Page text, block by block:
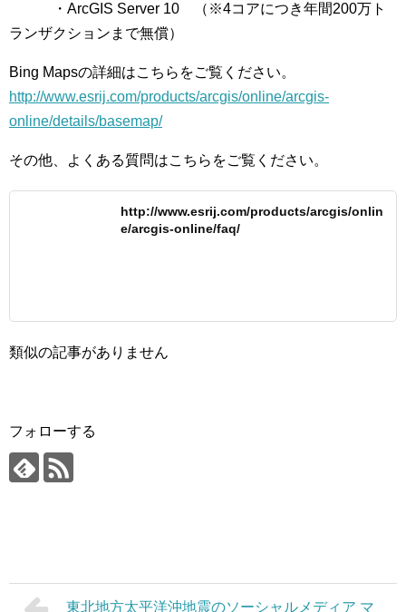
・ArcGIS Server 10 （※4コアにつき年間200万ト
ランザクションまで無償）
Bing Mapsの詳細はこちらをご覧ください。
http://www.esrij.com/products/arcgis/online/arcgis-
online/details/basemap/
その他、よくある質問はこちらをご覧ください。
http://www.esrij.com/products/arcgis/onlin
e/arcgis-online/faq/
類似の記事がありません
フォローする
東北地方太平洋沖地震のソーシャルメディア マ